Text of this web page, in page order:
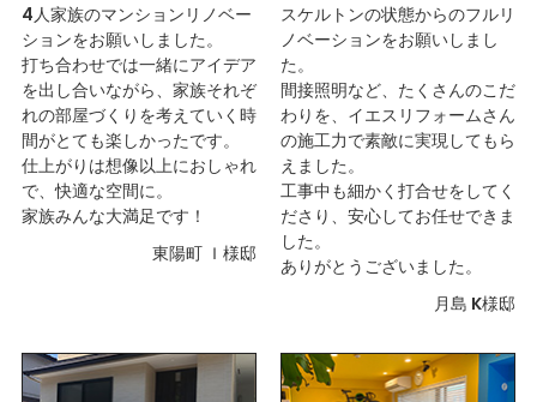
4人家族のマンションリノベー
ションをお願いしました。
打ち合わせでは一緒にアイデア
を出し合いながら、家族それぞ
れの部屋づくりを考えていく時
間がとても楽しかったです。
仕上がりは想像以上におしゃれ
で、快適な空間に。
家族みんな大満足です！
東陽町 Ｉ様邸
スケルトンの状態からのフルリ
ノベーションをお願いしまし
た。
間接照明など、たくさんのこだ
わりを、イエスリフォームさん
の施工力で素敵に実現してもら
えました。
工事中も細かく打合せをしてく
ださり、安心してお任せできま
した。
ありがとうございました。
月島 K様邸